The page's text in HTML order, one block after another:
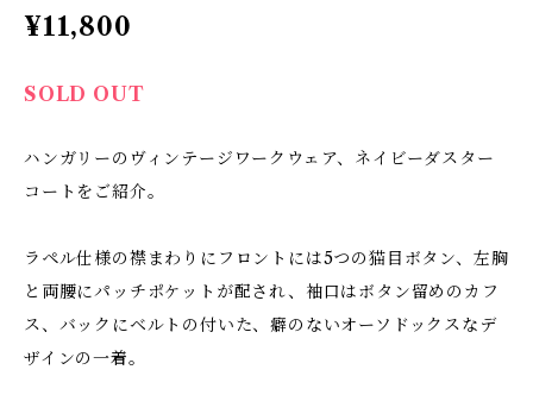
¥11,800
SOLD OUT
ハンガリーのヴィンテージワークウェア、ネイビーダスター
コートをご紹介。
ラペル仕様の襟まわりにフロントには5つの猫目ボタン、左胸
と両腰にパッチポケットが配され、袖口はボタン留めのカフ
ス、バックにベルトの付いた、癖のないオーソドックスなデ
ザインの一着。